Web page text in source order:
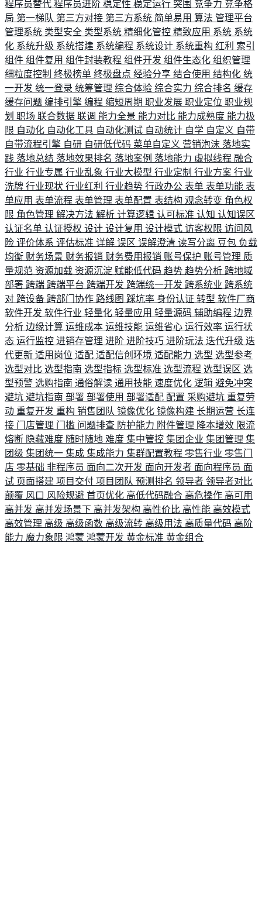
程序员替代 程序员进阶 稳定性 稳定运行 突围 竞争力 竞争格
局 第一梯队 第三方对接 第三方系统 简单易用 算法 管理平台
管理系统 类型安全 类型系统 精细化管控 精致应用 系统 系统
化 系统升级 系统搭建 系统编程 系统设计 系统重构 红利 索引
组件 组件复用 组件封装教程 组件开发 组件生态化 组织管理
细粒度控制 终极榜单 终极盘点 经验分享 结合使用 结构化 统
一开发 统一登录 统筹管理 综合体验 综合实力 综合排名 缓存
缓存问题 编排引擎 编程 缩短周期 职业发展 职业定位 职业规
划 职场 联合数据 联调 能力全景 能力对比 能力成熟度 能力极
限 自动化 自动化工具 自动化测试 自动统计 自学 自定义 自带
自带流程引擎 自研 自研低代码 菜单自定义 营销泡沫 落地实
践 落地总结 落地效果排名 落地案例 落地能力 虚拟线程 融合
行业 行业专属 行业乱象 行业大模型 行业定制 行业方案 行业
洗牌 行业现状 行业红利 行业趋势 行政办公 表单 表单功能 表
单应用 表单流程 表单管理 表单配置 表结构 观念转变 角色权
限 角色管理 解决方法 解析 计算逻辑 认可标准 认知 认知误区
认证名单 认证授权 设计 设计复用 设计模式 访客权限 访问风
险 评价体系 评估标准 详解 误区 误解澄清 读写分离 豆包 负载
均衡 财务场景 财务报销 财务费用报销 账号保护 账号管理 质
量规范 资源加载 资源沉淀 赋能低代码 趋势 趋势分析 跨地域
部署 跨端 跨端平台 跨端开发 跨端统一开发 跨系统业 跨系统
对 跨设备 跨部门协作 路线图 踩坑率 身份认证 转型 软件厂商
软件开发 软件行业 轻量化 轻量应用 轻量源码 辅助编程 边界
分析 边缘计算 运维成本 运维技能 运维省心 运行效率 运行状
态 运行监控 进销存管理 进阶 进阶技巧 进阶玩法 迭代升级 迭
代更新 适用岗位 适配 适配信创环境 适配能力 选型 选型参考
选型对比 选型指南 选型指标 选型标准 选型流程 选型误区 选
型预警 选购指南 通俗解读 通用技能 速度优化 逻辑 避免冲突
避坑 避坑指南 部署 部署使用 部署适配 配置 采购避坑 重复劳
动 重复开发 重构 销售团队 镜像优化 镜像构建 长期运营 长连
接 门店管理 门槛 问题排查 防护能力 附件管理 降本增效 限流
熔断 隐藏难度 随时随地 难度 集中管控 集团企业 集团管理 集
团级 集团统一 集成 集成能力 集群配置教程 零售行业 零售门
店 零基础 非程序员 面向二次开发 面向开发者 面向程序员 面
试 页面搭建 项目交付 项目团队 预测排名 领导者 领导者对比
颠覆 风口 风险规避 首页优化 高低代码融合 高危操作 高可用
高并发 高并发场景下 高并发架构 高性价比 高性能 高效模式
高效管理 高级 高级函数 高级流转 高级用法 高质量代码 高阶
能力 魔力象限 鸿蒙 鸿蒙开发 黄金标准 黄金组合